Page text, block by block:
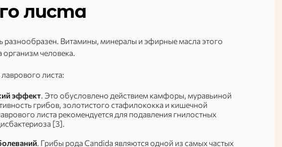
листа
разнообразен. Витамины, минералы и эфирные масла этого
организм человека.
листа:
эффект. Это обусловлено действием камфоры, муравьиной
грибов, золотистого стафилококка и кишечной
листа рекомендуется для подавления гнилостных
[3].
. Грибы рода Candida являются одной из самых частых